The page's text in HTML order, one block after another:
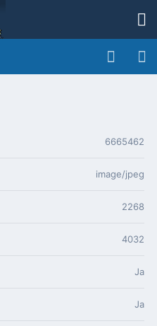
6665462
image/jpeg
2268
4032
Ja
Ja